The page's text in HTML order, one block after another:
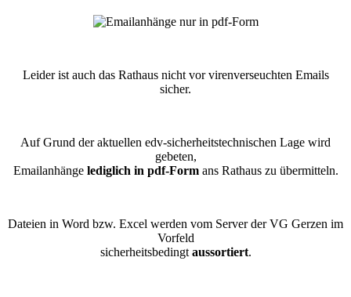
Leider ist auch das Rathaus nicht vor virenverseuchten Emails
sicher.
Auf Grund der aktuellen edv-sicherheitstechnischen Lage wird
gebeten,
Emailanhänge lediglich in pdf-Formans Rathaus zu übermitteln.
Dateien in Word bzw. Excel werden vom Server der VG Gerzen im
Vorfeld
sicherheitsbedingt aussortiert.